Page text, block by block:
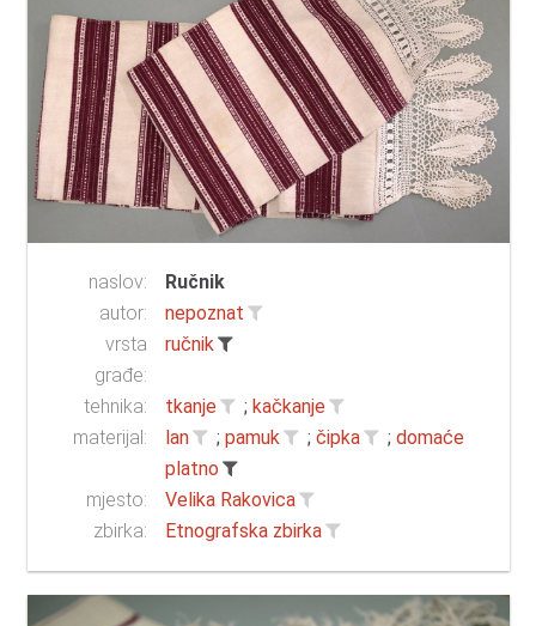
naslov:
Ručnik
autor:
nepoznat
vrsta
građe:
ručnik
tehnika: tkanje ; kačkanje
materijal:
lan ; pamuk ; čipka ; domaće
platno
mjesto:
Velika Rakovica
zbirka:
Etnografska zbirka